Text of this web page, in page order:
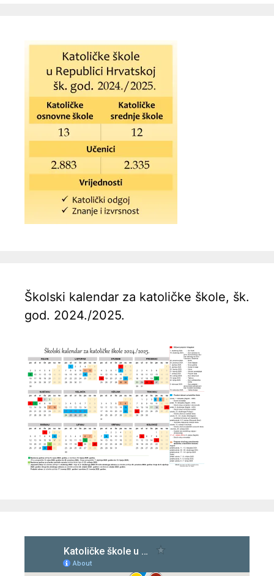
Školski kalendar za katoličke škole, šk.
god. 2024./2025.